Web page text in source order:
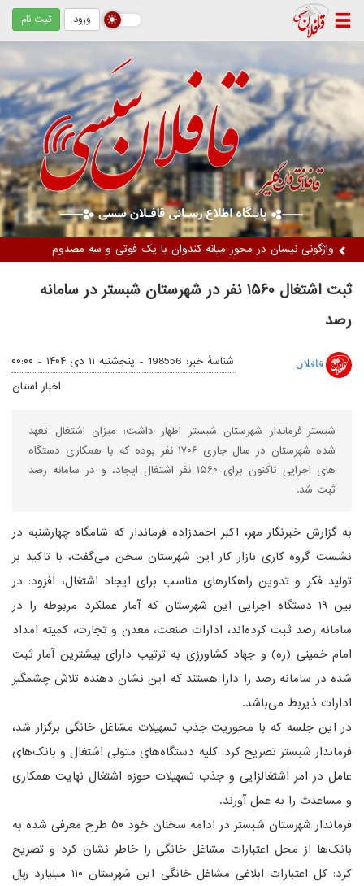
ورود ثبت نام
دستگیری دو زن متهم / کشف ۵ کیلوگرم مواد مخدر از نوع تریاک
ثبت اشتغال ۱۵۶۰ نفر در شهرستان شبستر در سامانه
رصد
قافلان شناسهٔ خبر: 198556 -
پنجشنبه ۱۱ دی ۱۴۰۴ - ۰۰:۰۰
اخبار استان
شبستر-فرماندار شهرستان شبستر اظهار داشت: میزان اشتغال تعهد
شده شهرستان در سال جاری ۱۷۰۶ نفر بوده که با همکاری دستگاه
های اجرایی تاکنون برای ۱۵۶۰ نفر اشتغال ایجاد، و در سامانه رصد
ثبت شد.
به گزارش خبرنگار مهر، اکبر احمدزاده فرماندار که شامگاه چهارشنبه در
نشست گروه کاری بازار کار این شهرستان سخن می‌گفت، با تاکید بر
تولید فکر و تدوین راهکارهای مناسب برای ایجاد اشتغال، افزود: در
بین ۱۹ دستگاه اجرایی این شهرستان که آمار عملکرد مربوطه را در
سامانه رصد ثبت کرده‌اند، ادارات صنعت، معدن و تجارت، کمیته امداد
امام خمینی (ره) و جهاد کشاورزی به ترتیب دارای بیشترین آمار ثبت
شده در سامانه رصد را دارا هستند که این نشان دهنده تلاش چشمگیر
ادارات ذیربط می‌باشد.
در این جلسه که با محوریت جذب تسهیلات مشاغل خانگی برگزار شد،
فرماندار شبستر تصریح کرد: کلیه دستگاه‌های متولی اشتغال و بانک‌های
عامل در امر اشتغالزایی و جذب تسهیلات حوزه اشتغال نهایت همکاری
و مساعدت را به عمل آورند.
فرماندار شهرستان شبستر در ادامه سخنان خود ۵۰ طرح معرفی شده به
بانک‌ها از محل اعتبارات مشاغل خانگی را خاطر نشان کرد و تصریح
کرد: کل اعتبارات ابلاغی مشاغل خانگی این شهرستان ۱۱۰ میلیارد ریال